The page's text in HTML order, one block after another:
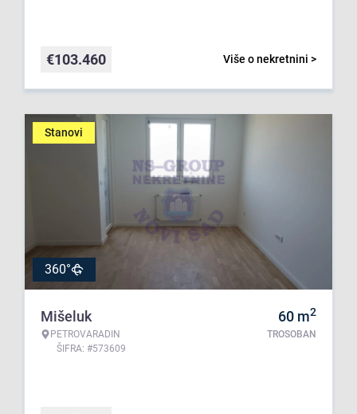
Više o nekretnini >
€103.460
Stanovi
360°
Mišeluk
PETROVARADIN
ŠIFRA: #573609
60 m2
TROSOBAN